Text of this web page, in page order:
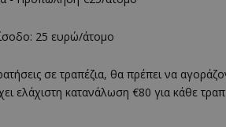
25 ευρώ/άτομο
σε τραπέζια, θα πρέπει να
ελάχιστη κατανάλωση €‎80 για κάθε